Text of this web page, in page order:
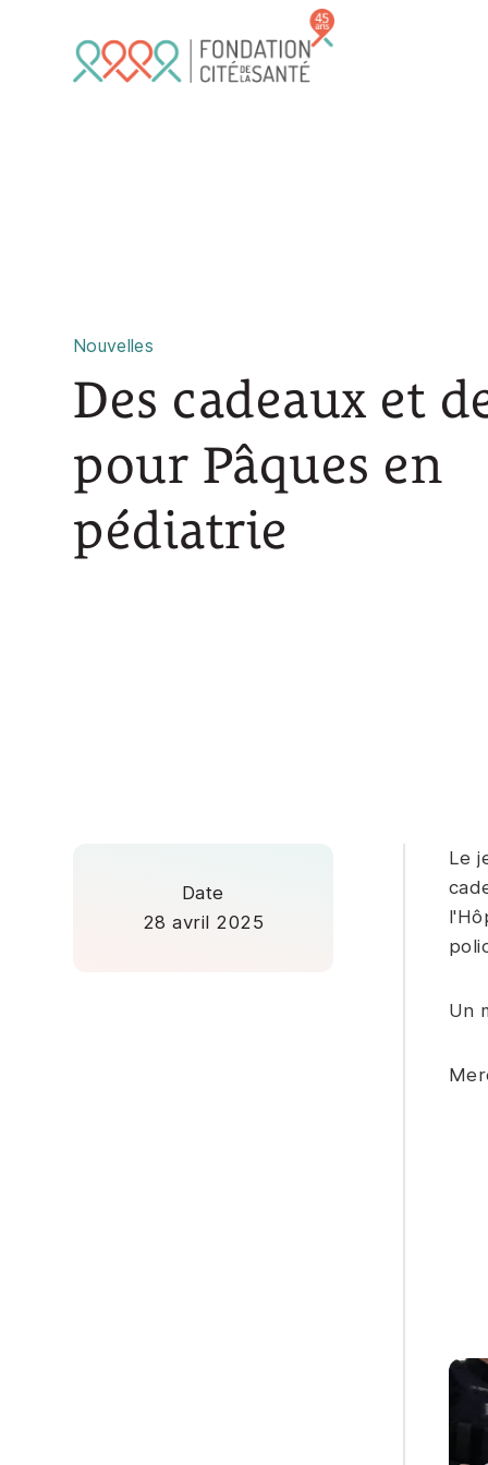
Nouvelles
Des cadeaux et
pour Pâques en
pédiatrie
Date
28 avril 2025
Le
Un